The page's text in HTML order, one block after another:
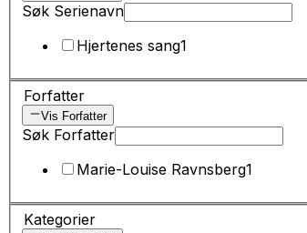
Søk Serienavn
Hjertenes sang1
Forfatter
Vis Forfatter
Søk Forfatter
Marie-Louise Ravnsberg1
Kategorier